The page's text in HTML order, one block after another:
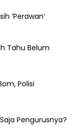
‘Perawan’
Tahu Belum
Polisi
Pengurusnya?